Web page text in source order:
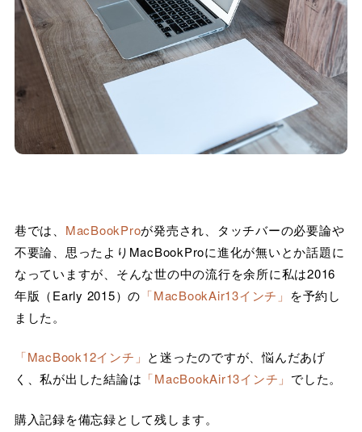
巷では、 MacBookProが発売され、タッチバーの必要論や
不要論、思ったよりMacBookProに進化が無いとか話題に
なっていますが、そんな世の中の流行を余所に私は2016
年版（Early 2015）の 「MacBookAir13インチ」 を予約し
ました。
「MacBook12インチ」 と迷ったのですが、悩んだあげ
く、私が出した結論は 「MacBookAir13インチ」 でした。
購入記録を備忘録として残します。